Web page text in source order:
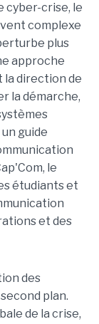
cyber-crise, le
complexe
plus
approche
la direction de
la démarche,
guide
le
étudiants et
et des
des
plan.
de la crise,